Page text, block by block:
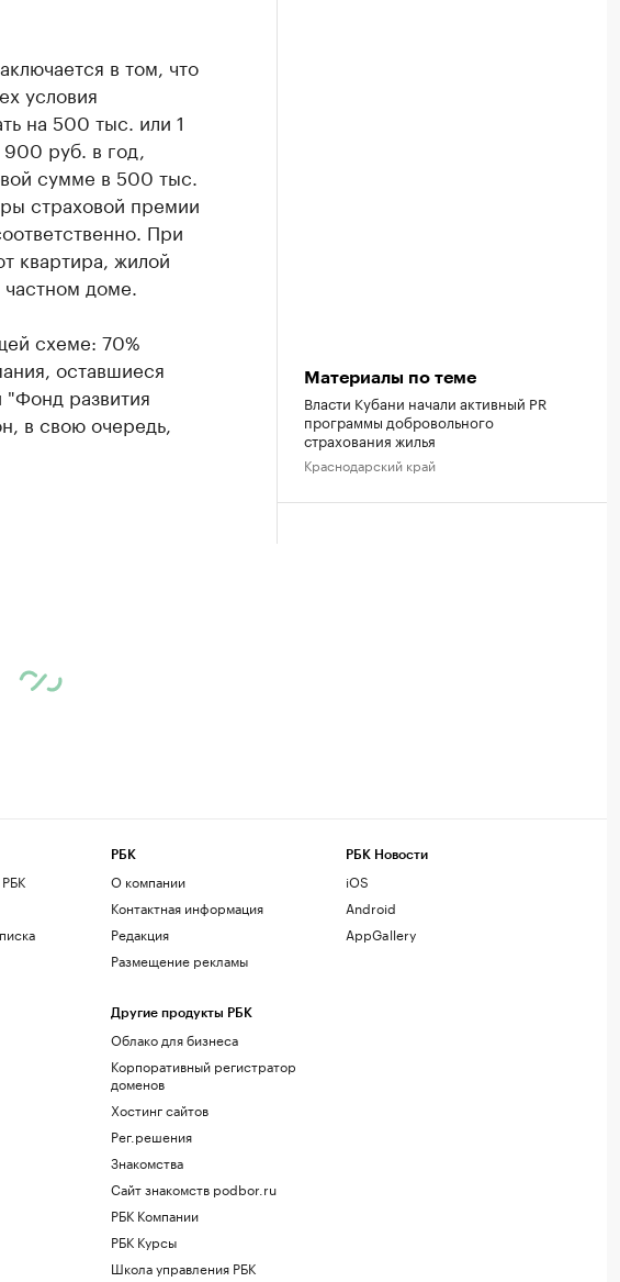
в том, что
условия
на 500 тыс. или 1
руб. в год,
сумме в 500 тыс.
страховой премии
При
квартира, жилой
доме.
схеме: 70%
оставшиеся
развития
в свою очередь,
Материалы по теме
Власти Кубани начали активный PR
программы добровольного
страхования жилья
Краснодарский край
РБК
О компании
Контактная информация
Редакция
Размещение рекламы
Другие продукты РБК
Облако для бизнеса
Корпоративный регистратор
доменов
Хостинг сайтов
Рег.решения
Знакомства
Сайт знакомств podbor.ru
РБК Компании
РБК Курсы
Школа управления РБК
РБК Новости
iOS
Android
AppGallery